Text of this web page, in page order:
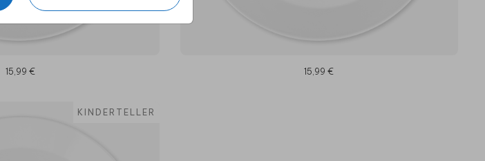
15,99 € 15,99 €
KINDERTELLER